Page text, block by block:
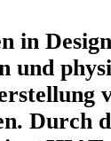
in
und
Durch